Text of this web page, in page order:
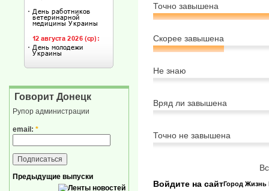
Точно завышена
Скорее завышена
Не знаю
Вряд ли завышена
Точно не завышена
Город Жизнь
Войдите на сайт
Говорит Донецк
Рупор администрации
email: *
Предыдущие выпуски